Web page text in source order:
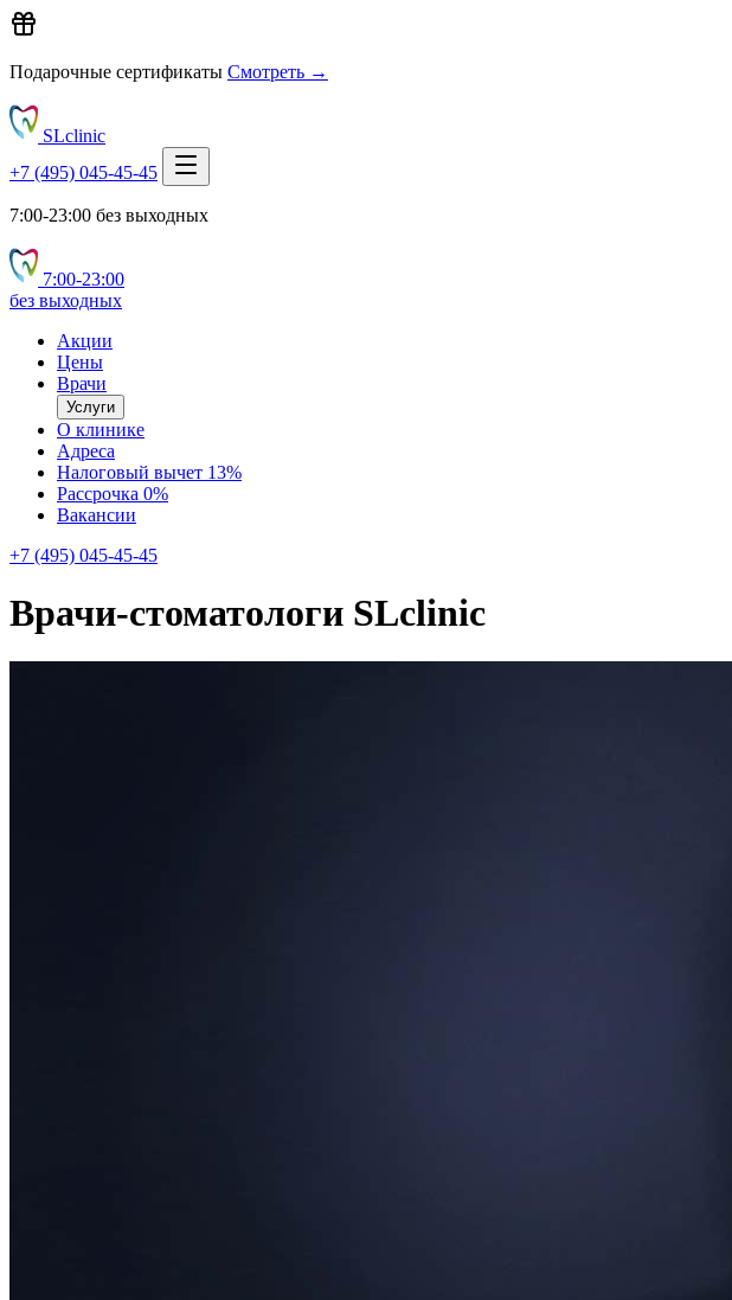
Подарочные сертификаты Смотреть →
SLclinic
+7 (495) 045-45-45
7:00-23:00 без выходных
7:00‑23:00
без выходных
Акции
Цены
Врачи
Услуги
О клинике
Адреса
Налоговый вычет 13%
Рассрочка 0%
Вакансии
+7 (495) 045-45-45
Врачи-стоматологи SLclinic